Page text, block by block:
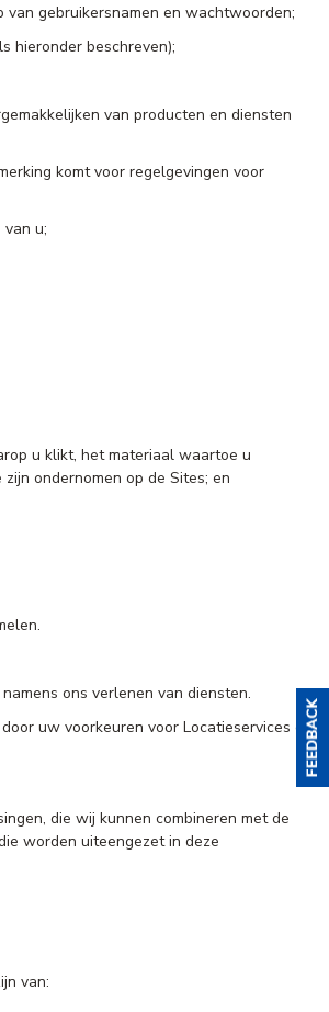
gebruikersnamen en wachtwoorden;
hieronder beschreven);
van producten en diensten
komt voor regelgevingen voor
u;
u klikt, het materiaal waartoe u
ondernomen op de Sites; en
ons verlenen van diensten.
uw voorkeuren voor Locatieservices of
die wij kunnen combineren met de
worden uiteengezet in deze
van: